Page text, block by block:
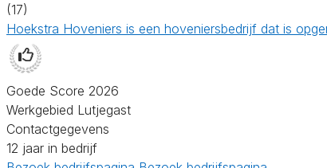
(17)
Hoekstra Hoveniers is een hoveniersbedrijf dat is
Goede Score 2026
Werkgebied Lutjegast
Contactgegevens
12 jaar in bedrijf